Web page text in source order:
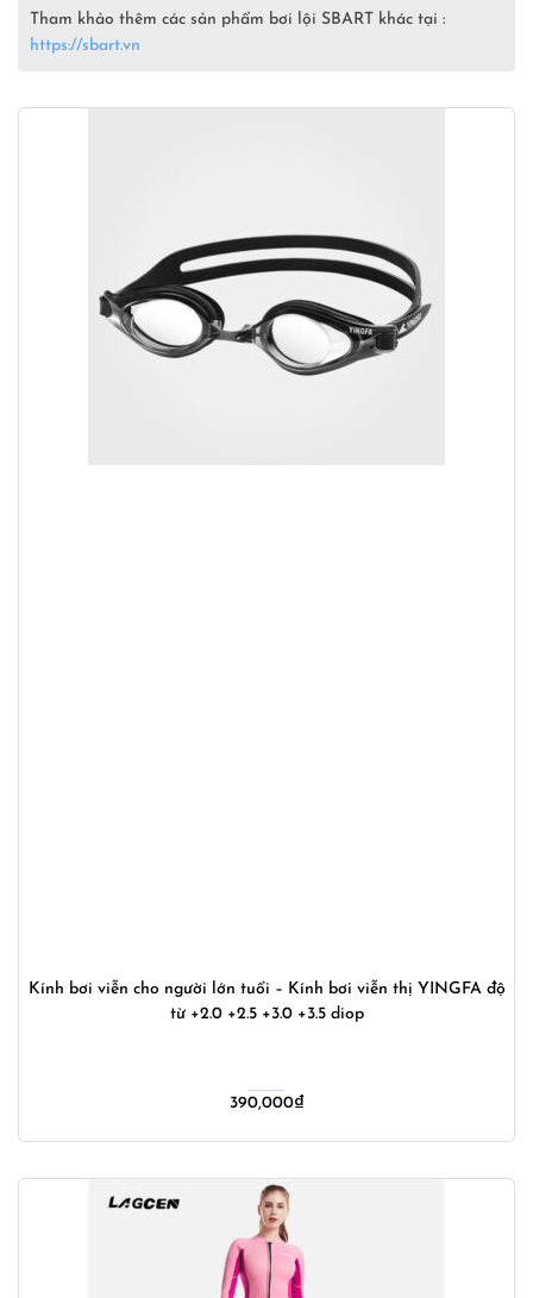
Tham khảo thêm các sản phẩm bơi lội SBART khác tại :
https://sbart.vn
Kính bơi viễn cho người lớn tuổi – Kính bơi viễn thị YINGFA độ
từ +2.0 +2.5 +3.0 +3.5 diop
390,000₫